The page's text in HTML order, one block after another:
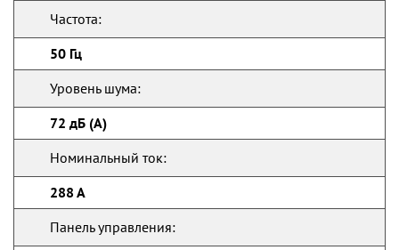
Частота:
50 Гц
Уровень шума:
72 дБ (А)
Номинальный ток:
288 А
Панель управления: